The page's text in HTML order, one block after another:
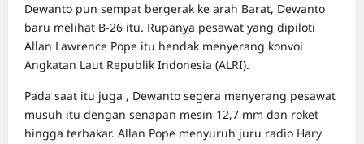
Dewanto pun sempat bergerak ke arah Barat, Dewanto
baru melihat B-26 itu. Rupanya pesawat yang dipiloti
Allan Lawrence Pope itu hendak menyerang konvoi
Angkatan Laut Republik Indonesia (ALRI).
Pada saat itu juga , Dewanto segera menyerang pesawat
musuh itu dengan senapan mesin 12,7 mm dan roket
hingga terbakar. Allan Pope menyuruh juru radio Hary